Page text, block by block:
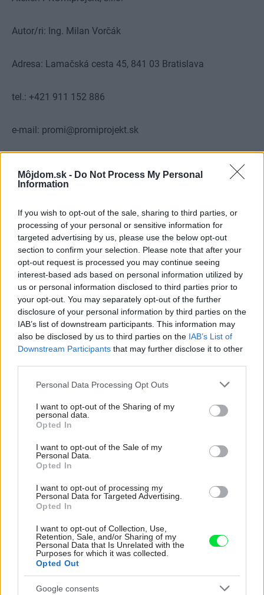
Môjdom.sk - Do Not Process My Personal
Information
If you wish to opt-out of the sale, sharing to third parties, or
processing of your personal or sensitive information for
targeted advertising by us, please use the below opt-out
section to confirm your selection. Please note that after your
opt-out request is processed you may continue seeing
interest-based ads based on personal information utilized by
us or personal information disclosed to third parties prior to
your opt-out. You may separately opt-out of the further
disclosure of your personal information by third parties on the
IAB’s list of downstream participants. This information may
also be disclosed by us to third parties on the IAB’s List of
Downstream Participants that may further disclose it to other
Please note that this website/app uses one or more Google
not limited to your visit or usage behaviour. You may click to
grant or deny consent to Google and its third-party tags to
use your data for below specified purposes in below Google
consent section.
Personal Data Processing Opt Outs
I want to opt-out of the Sharing of my
personal data.
Opted In
I want to opt-out of the Sale of my
Personal Data.
Opted In
I want to opt-out of processing my
Personal Data for Targeted Advertising.
Opted In
I want to opt-out of Collection, Use,
Retention, Sale, and/or Sharing of my
Personal Data that Is Unrelated with the
Purposes for which it was collected.
Opted Out
Google consents
Autor/ri: Ing. Milan Vorčák
Adresa: Lamačská cesta 45, 841 03 Bratislava
tel.: +421 911 152 886
e-mail: promi@promiprojekt.sk
architektonicko-stavebné riešenie (1 – sprievodná
technická správa, 2 – prehľad stavebných materiálov,
3 – orientačný rozpočet, 4 – stavebné výkresy v mierke 1 :
100, resp. 1 : 50, 5 – oplotenie)
vnútorné inštalácie (6 – vykurovanie, 7 – voda, 8 –
kanalizácia, 9 – plyn, 10 – elektroinštalácia)
III. prípojky inžinierskych sietí od uličných rozvodov k
domu (11 – voda, 12 – kanalizácia, 13 – elektrina, 14 –
zakreslením objektu, okótováním inžinierskych sietí a
terénnych úprav, 16 – rozvinutý uličný pohľad z ulice s
okótováním od susedných objektov)
Kategória: Projekty rodinných domov
Tagy: bungalovy katalógový dom